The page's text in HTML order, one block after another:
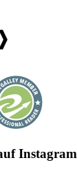
Instagram